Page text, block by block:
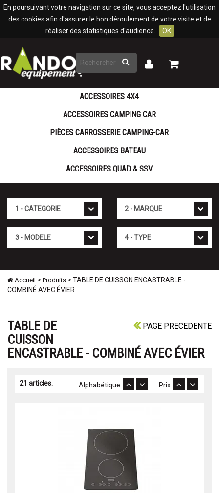
En poursuivant votre navigation sur ce site, vous acceptez l'utilisation
des cookies afin d'assurer le bon déroulement de votre visite et de
réaliser des statistiques d'audience.
OK
Rechercher
Mon
Mon
ACCESSOIRES 4X4
ACCESSOIRES CAMPING CAR
PIÈCES CARROSSERIE CAMPING-CAR
ACCESSOIRES BATEAU
ACCESSOIRES QUAD & SSV
Accueil > Produits > TABLE DE CUISSON ENCASTRABLE -
COMBINÉ AVEC ÉVIER
PAGE PRÉCÉDENTE
TABLE DE
CUISSON
ENCASTRABLE - COMBINÉ AVEC ÉVIER
21 articles. Prix
Alphabétique
Panneau de gestion des cookies